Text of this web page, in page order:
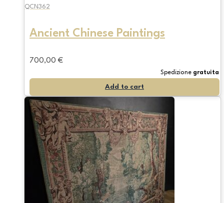
QCN362
Ancient Chinese Paintings
700,00 €
Spedizione gratuita
Add to cart